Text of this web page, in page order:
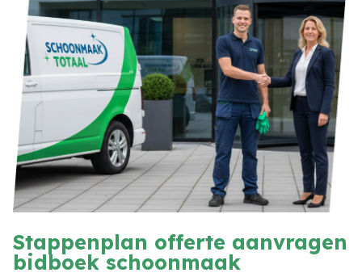
Stappenplan offerte aanvragen
bidboek schoonmaak